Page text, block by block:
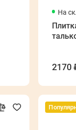
На
2170